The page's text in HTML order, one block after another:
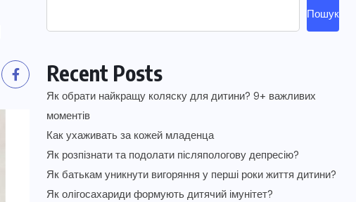
Пошук
Recent Posts
Як обрати найкращу коляску для дитини? 9+ важливих
моментів
Как ухаживать за кожей младенца
Як розпізнати та подолати післяпологову депресію?
Як батькам уникнути вигоряння у перші роки життя дитини?
Як олігосахариди формують дитячий імунітет?